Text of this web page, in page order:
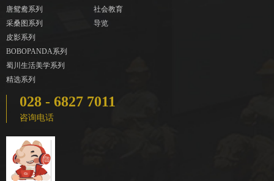
唐鸳鸯系列
采桑图系列
皮影系列
BOBOPANDA系列
蜀川生活美学系列
精选系列
社会教育
导览
028 - 6827 7011
咨询电话